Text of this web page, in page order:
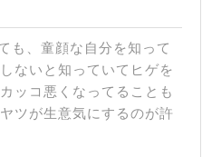
wall
90
も、童顔な自分を知って
ないと知っていてヒゲを
ッコ悪くなってることも
ツが生意気にするのが許